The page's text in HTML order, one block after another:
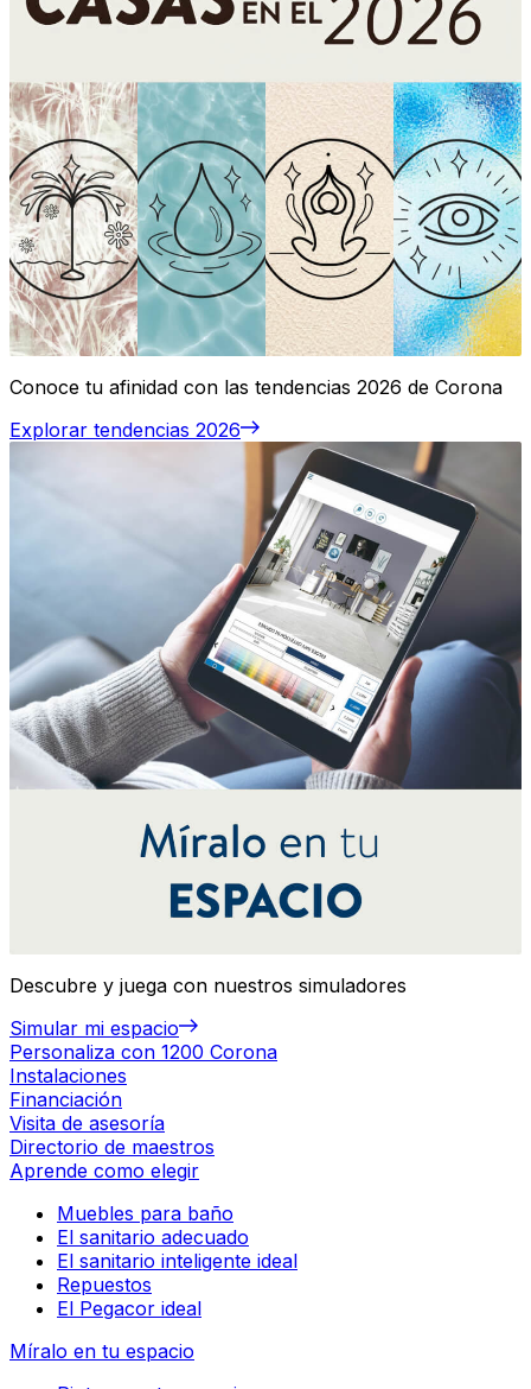
Conoce tu afinidad con las tendencias 2026 de Corona
Explorar tendencias 2026
Descubre y juega con nuestros simuladores
Simular mi espacio
Personaliza con 1200 Corona
Instalaciones
Financiación
Visita de asesoría
Directorio de maestros
Aprende como elegir
Muebles para baño
El sanitario adecuado
El sanitario inteligente ideal
Repuestos
El Pegacor ideal
Míralo en tu espacio